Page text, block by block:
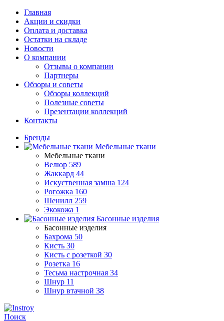
Главная
Акции и скидки
Оплата и доставка
Остатки на складе
Новости
О компании
Отзывы о компании
Партнеры
Обзоры и советы
Обзоры коллекций
Полезные советы
Презентации коллекций
Контакты
Бренды
Мебельные ткани
Мебельные ткани
Велюр 589
Жаккард 44
Искуственная замша 124
Рогожка 160
Шенилл 259
Экокожа 1
Басонные изделия
Басонные изделия
Бахрома 50
Кисть 30
Кисть с розеткой 30
Розетка 16
Тесьма настрочная 34
Шнур 11
Шнур втачной 38
Поиск